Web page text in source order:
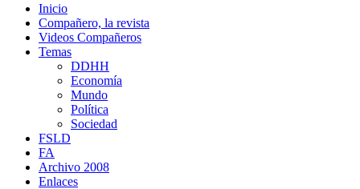
Inicio
Compañero, la revista
Videos Compañeros
Temas
DDHH
Economía
Mundo
Política
Sociedad
FSLD
FA
Archivo 2008
Enlaces